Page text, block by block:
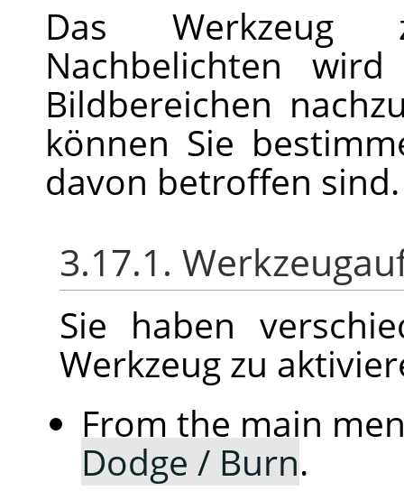
Das Werkzeug
Nachbelichten
Bildbereichen
können Sie
davon betroffen sind.
3.17.1.
Sie haben
Werkzeug zu
From the main
Dodge / Burn.